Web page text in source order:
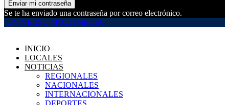
Se te ha enviado una contraseña por correo electrónico.
UNIVERSO MULTIMEDIA
INICIO
LOCALES
NOTICIAS
REGIONALES
NACIONALES
INTERNACIONALES
DEPORTES